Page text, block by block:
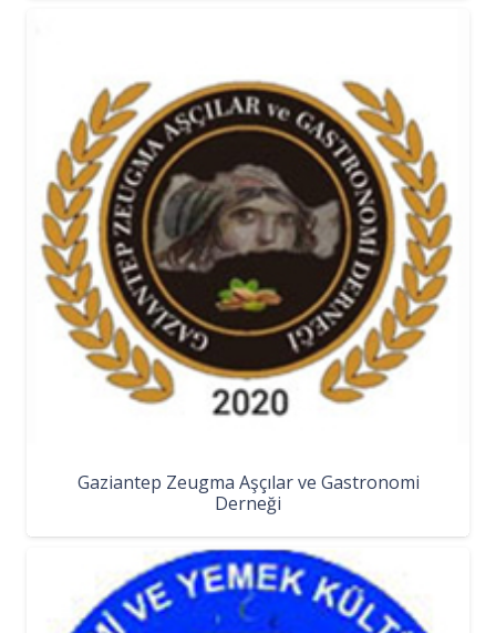
Gaziantep Zeugma Aşçılar ve Gastronomi
Derneği